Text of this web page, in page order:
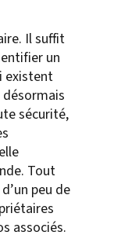
Il suffit
un
existent
désormais
sécurité,
Tout
peu de
associés.